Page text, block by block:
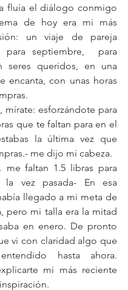
fluía el diálogo conmigo
de hoy era mi más
un viaje de pareja
para septiembre,  para
seres queridos, en una
encanta, con unas horas
mírate: esforzándote para
que te faltan para en el
la última vez que
me dijo mi cabeza.
faltan 1.5 libras para
la vez pasada- En esa
llegado a mi meta de
pero mi talla era la mitad
en enero. De pronto
vi con claridad algo que
hasta ahora.
mi más reciente